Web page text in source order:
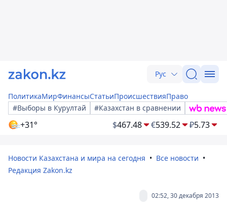
Рус
ПолитикаМирФинансыСтатьиПроисшествияПраво
#Выборы в Курултай
#Казахстан в сравнении
+31° $467.48 €539.52 ₽5.73
Новости Казахстана и мира на сегодня
Все новости
Редакция Zakon.kz
02:52, 30 декабря 2013